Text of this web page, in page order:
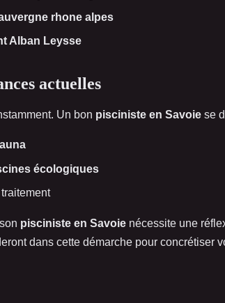
rhone alpes
Alban Leysse
actuelles
Un bon pisciniste en Savoie se
écologiques
pisciniste en Savoie nécessite une
dans cette démarche pour concrétiser